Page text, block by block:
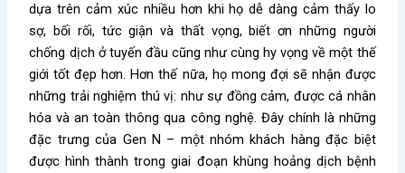
dựa trên cảm xúc nhiều hơn khi họ dễ dàng cảm thấy lo
sợ, bối rối, tức giận và thất vọng, biết ơn những người
chống dịch ở tuyến đầu cũng như cùng hy vọng về một thế
giới tốt đẹp hơn. Hơn thế nữa, họ mong đợi sẽ nhận được
những trải nghiệm thú vị: như sự đồng cảm, được cá nhân
hóa và an toàn thông qua công nghệ. Đây chính là những
đặc trưng của Gen N – một nhóm khách hàng đặc biệt
được hình thành trong giai đoạn khùng hoảng dịch bệnh